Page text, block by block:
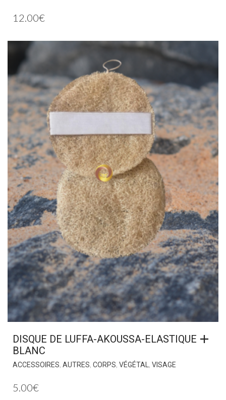
12.00€
DISQUE DE LUFFA-AKOUSSA-ELASTIQUE
BLANC
ACCESSOIRES, AUTRES, CORPS, VÉGÉTAL , VISAGE
5.00€